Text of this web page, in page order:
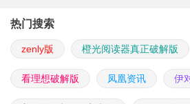
热门搜索
zenly版 橙光阅读器真正破解版
看理想破解版 凤凰资讯 伊